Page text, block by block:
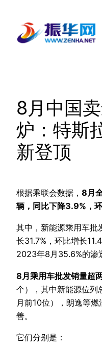
8月中国
炉：特斯
新登顶
根据乘联会数据， 8月
辆，同比下降3.9%，
其中，新能源乘用车批
长31.7%，环比增长
2023年8月35.6%的渗
8月乘用车批发销量超
个），其中新能源位列
月前10位），朗逸等
善。
它们分别是：